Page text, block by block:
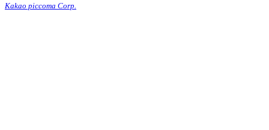
Kakao piccoma Corp.